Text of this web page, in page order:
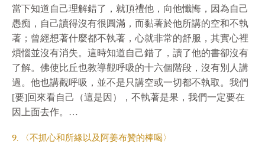
當下知道自己理解錯了，就頂禮他，向他懺悔，因為自己
愚痴，自己讀得沒有很圓滿，而黏著於他所講的空和不執
著；曾經想著什麼都不執著，心就非常的舒服，其實心裡
煩惱並沒有消失。這時知道自己錯了，讀了他的書卻沒有
了解。佛使比丘也教導觀呼吸的十六個階段，沒有別人講
過。他也講觀呼吸，並不是只講空或一切都不執取。我們
[要]回來看自己（這是因），不執著是果，我們一定要在
因上面去作。…
9. 〈不抓心和所緣以及阿姜布贊的棒喝〉